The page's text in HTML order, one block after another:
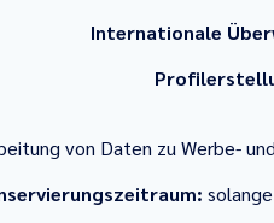
Internationale
von Daten zu Werbe-